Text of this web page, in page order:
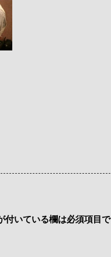
付いている欄は必須項目で